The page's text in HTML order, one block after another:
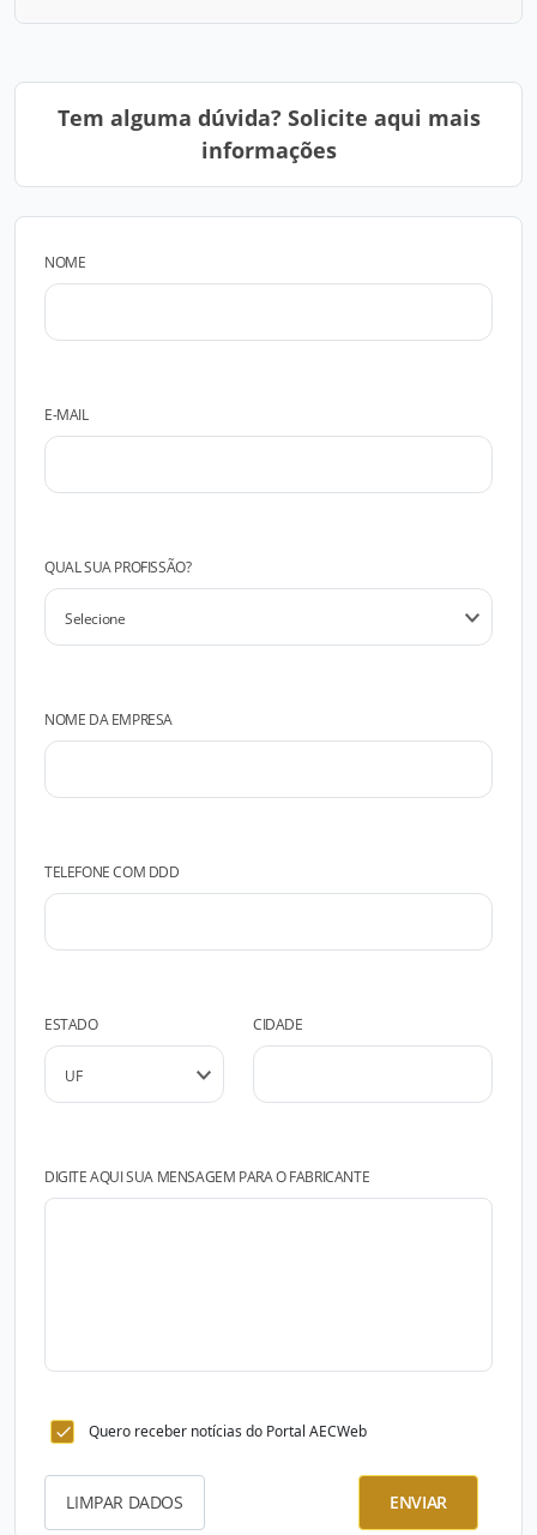
Tem alguma dúvida? Solicite aqui mais
informações
NOME
E-MAIL
QUAL SUA PROFISSÃO?
NOME DA EMPRESA
TELEFONE COM DDD
ESTADO CIDADE
DIGITE AQUI SUA MENSAGEM PARA O FABRICANTE
Quero receber notícias do Portal AECWeb
LIMPAR DADOS ENVIAR